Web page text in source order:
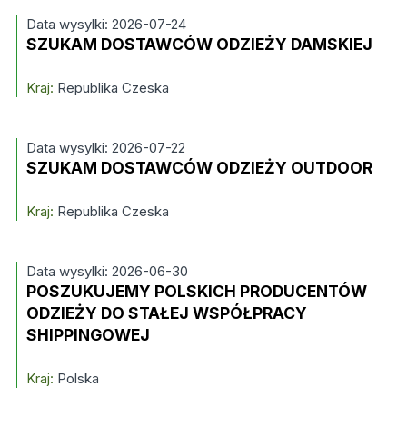
Data wysylki: 2026-07-24
SZUKAM DOSTAWCÓW ODZIEŻY DAMSKIEJ
Kraj: Republika Czeska
Data wysylki: 2026-07-22
SZUKAM DOSTAWCÓW ODZIEŻY OUTDOOR
Kraj: Republika Czeska
Data wysylki: 2026-06-30
POSZUKUJEMY POLSKICH PRODUCENTÓW
ODZIEŻY DO STAŁEJ WSPÓŁPRACY
SHIPPINGOWEJ
Kraj: Polska